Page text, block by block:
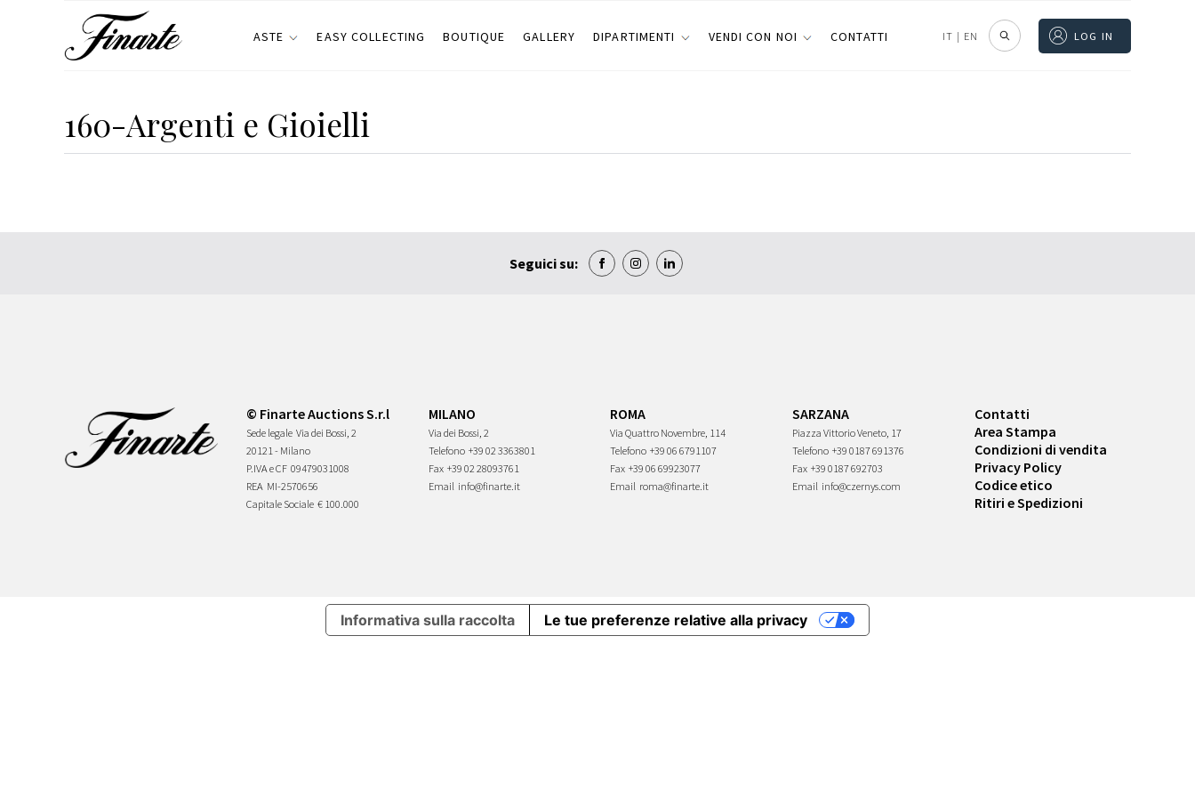
ASTE EASY COLLECTING BOUTIQUE GALLERY DIPARTIMENTI VENDI CON NOI CONTATTI IT | EN LOG IN
160-Argenti e Gioielli
Seguici su:
© Finarte Auctions S.r.l
Sede legale Via dei Bossi, 2
20121 - Milano
P.IVA e CF 09479031008
REA MI-2570656
Capitale Sociale € 100.000
MILANO
Via dei Bossi, 2
Telefono +39 02 3363801
Fax +39 02 28093761
Email info@finarte.it
ROMA
Via Quattro Novembre, 114
Telefono +39 06 6791107
Fax +39 06 69923077
Email roma@finarte.it
SARZANA
Piazza Vittorio Veneto, 17
Telefono +39 0187 691376
Fax +39 0187 692703
Email info@czernys.com
Contatti
Area Stampa
Condizioni di vendita
Privacy Policy
Codice etico
Ritiri e Spedizioni
Informativa sulla raccolta Le tue preferenze relative alla privacy